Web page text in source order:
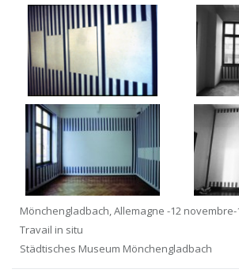
Mönchengladbach, Allemagne -12 novembre-
Travail in situ
Städtisches Museum Mönchengladbach